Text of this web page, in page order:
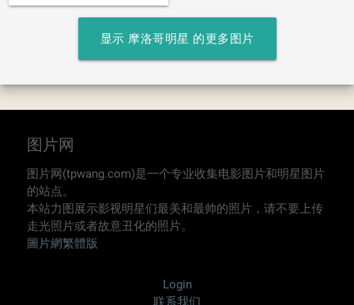
显示 摩洛哥明星 的更多图片
图片网
图片网(tpwang.com)是一个专业收集电影图片和明星图片
的站点。
本站力图展示影视明星们最美和最帅的照片，请不要上传
走光照片或者故意丑化的照片。
圖片網繁體版
Login
联系我们